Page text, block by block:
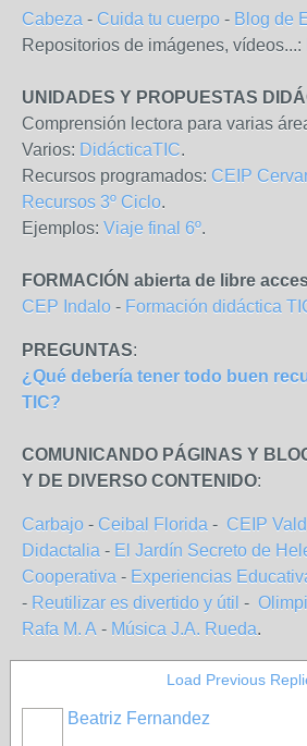
Cabeza - Cuida tu cuerpo - Blog de
Repositorios de imágenes, vídeos...:
UNIDADES Y PROPUESTAS
Comprensión lectora para varias
Varios: DidácticaTIC.
Recursos programados: CEIP
Recursos 3º Ciclo.
Ejemplos: Viaje final 6º.
FORMACIÓN abierta de libre
CEP Indalo - Formación didáctica
PREGUNTAS:
¿Qué debería tener todo buen
TIC?
COMUNICANDO PÁGINAS Y
Y DE DIVERSO CONTENIDO:
Carbajo - Ceibal Florida - CEIP
Didactalia - El Jardín Secreto de
Cooperativa - Experiencias
- Reutilizar es divertido y útil -
Rafa M. A - Música J.A. Rueda.
Load Previous
Beatriz Fernandez